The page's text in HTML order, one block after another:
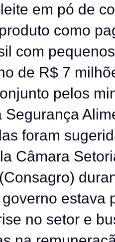
em pó de
como
com
de R$ 7
pelos
Segurança
foram
Câmara
estava
no setor e